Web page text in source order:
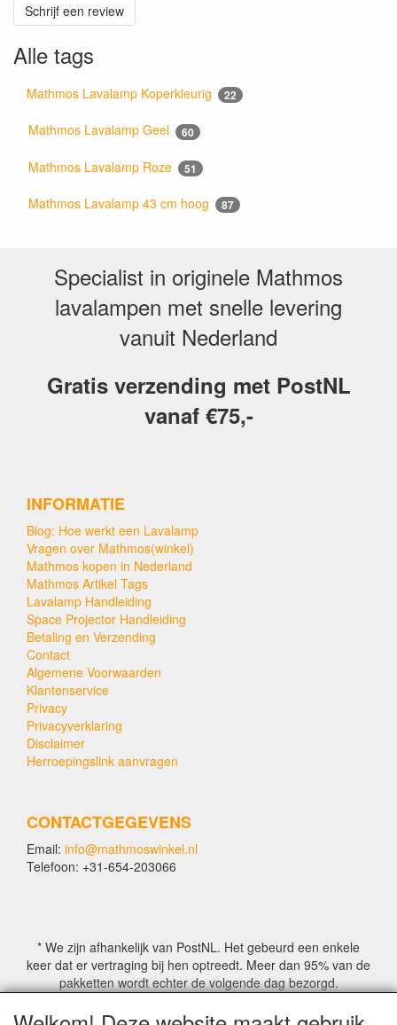
Schrijf een review
Alle tags
Mathmos Lavalamp Koperkleurig 22
Mathmos Lavalamp Geel 60
Mathmos Lavalamp Roze 51
Mathmos Lavalamp 43 cm hoog 87
Specialist in originele Mathmos
lavalampen met snelle levering
vanuit Nederland
Gratis verzending met PostNL
vanaf €75,-
INFORMATIE
Blog: Hoe werkt een Lavalamp
Vragen over Mathmos(winkel)
Mathmos kopen in Nederland
Mathmos Artikel Tags
Lavalamp Handleiding
Space Projector Handleiding
Betaling en Verzending
Contact
Algemene Voorwaarden
Klantenservice
Privacy
Privacyverklaring
Disclaimer
Herroepingslink aanvragen
CONTACTGEGEVENS
Email: info@mathmoswinkel.nl
Telefoon: +31-654-203066
* We zijn afhankelijk van PostNL. Het gebeurd een enkele
keer dat er vertraging bij hen optreedt. Meer dan 95% van de
pakketten wordt echter de volgende dag bezorgd.